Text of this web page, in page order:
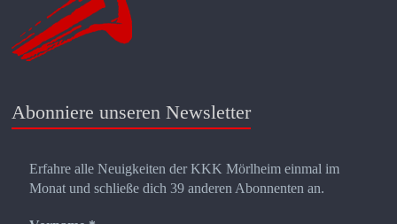
Abonniere unseren Newsletter
Erfahre alle Neuigkeiten der KKK Mörlheim einmal im
Monat und schließe dich 39 anderen Abonnenten an.